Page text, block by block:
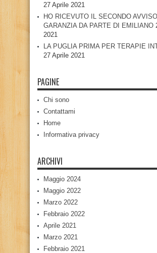
27 Aprile 2021
HO RICEVUTO IL SECONDO
GARANZIA DA PARTE DI EMILIANO
2021
LA PUGLIA PRIMA PER TERAPIE
27 Aprile 2021
PAGINE
Chi sono
Contattami
Home
Informativa privacy
ARCHIVI
Maggio 2024
Maggio 2022
Marzo 2022
Febbraio 2022
Aprile 2021
Marzo 2021
Febbraio 2021